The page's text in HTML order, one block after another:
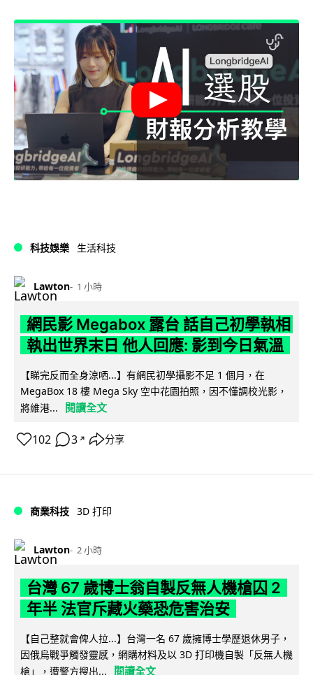
科技娛樂 生活科技
Lawton 1 小時
網民影 Megabox 露台 話自己初學執相
執出世界末日 他人回應: 影到今日氣溫
【睇完反而全身涼哂...】有網民初學攝影不足 1 個月，在
MegaBox 18 樓 Mega Sky 空中花園拍照，因不懂調校光影，
將維港...
閱讀全文
102 3 ↗ 分享
商業科技 3D 打印
Lawton 2 小時
台灣 67 歲博士翁自製反無人機槍囚 2
年半 法官斥藏火藥恐危害治安
【自己整就會俾人拉...】台灣一名 67 歲擁博士學歷退休男子，
因俄烏戰爭觸發靈感，網購材料及以 3D 打印機自製「反無人機
槍」，遭警方搜出...
閱讀全文